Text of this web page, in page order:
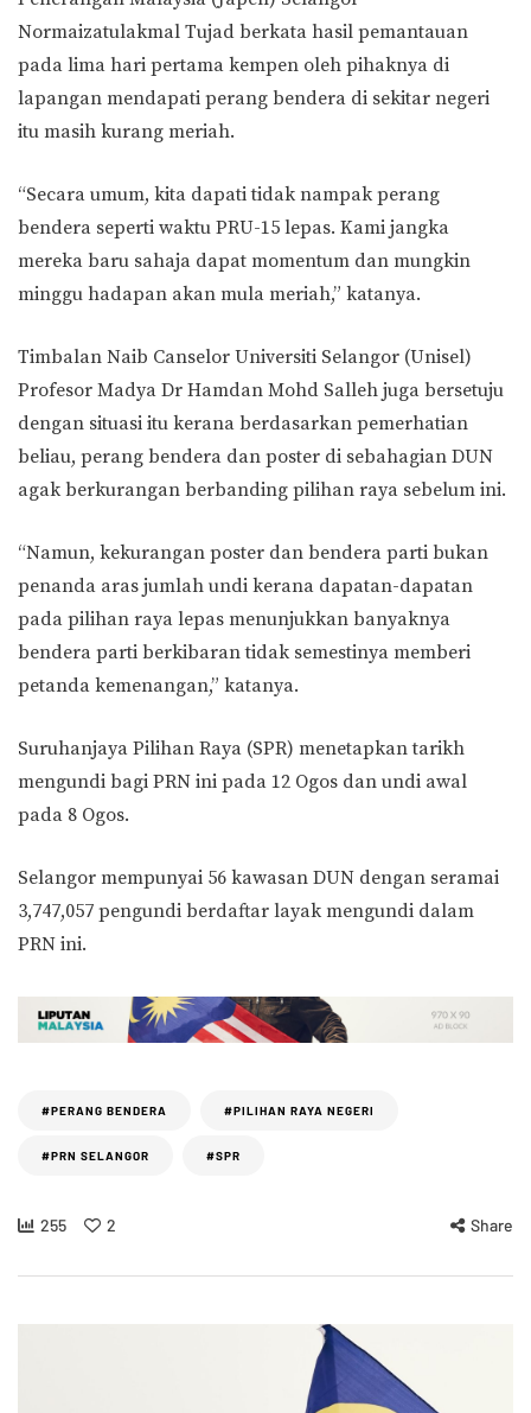
Normaizatulakmal Tujad berkata hasil pemantauan
pada lima hari pertama kempen oleh pihaknya di
lapangan mendapati perang bendera di sekitar negeri
itu masih kurang meriah.
“Secara umum, kita dapati tidak nampak perang
bendera seperti waktu PRU-15 lepas. Kami jangka
mereka baru sahaja dapat momentum dan mungkin
minggu hadapan akan mula meriah,” katanya.
Timbalan Naib Canselor Universiti Selangor (Unisel)
Profesor Madya Dr Hamdan Mohd Salleh juga bersetuju
dengan situasi itu kerana berdasarkan pemerhatian
beliau, perang bendera dan poster di sebahagian DUN
agak berkurangan berbanding pilihan raya sebelum ini.
“Namun, kekurangan poster dan bendera parti bukan
penanda aras jumlah undi kerana dapatan-dapatan
pada pilihan raya lepas menunjukkan banyaknya
bendera parti berkibaran tidak semestinya memberi
petanda kemenangan,” katanya.
Suruhanjaya Pilihan Raya (SPR) menetapkan tarikh
mengundi bagi PRN ini pada 12 Ogos dan undi awal
pada 8 Ogos.
Selangor mempunyai 56 kawasan DUN dengan seramai
3,747,057 pengundi berdaftar layak mengundi dalam
PRN ini.
#PERANG BENDERA #PILIHAN RAYA NEGERI
#PRN SELANGOR #SPR
255 2 Share